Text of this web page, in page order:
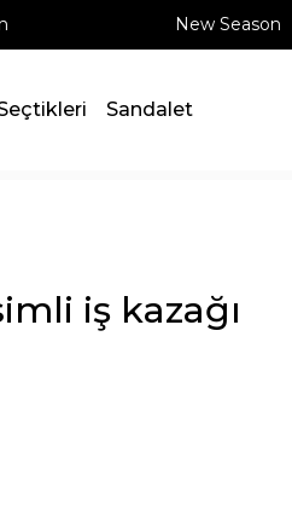
New Season
Sandalet
iş kazağı